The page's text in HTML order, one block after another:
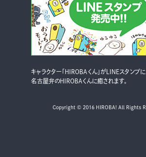
キャラクター「HIROBAくん」がLINEスタンプ
名古屋弁のHIROBAくんに癒されます。
Copyright © 2016 HIROBA! All Rights